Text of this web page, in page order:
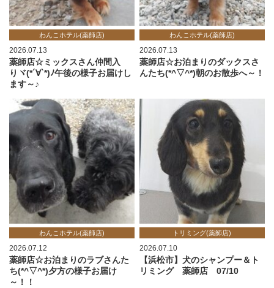
わんこホテル(薬師店)
2026.07.13
薬師店☆ミックスさん仲間入
りヾ(*´∀`*)ﾉ午後の様子お届けし
ます～♪
わんこホテル(薬師店)
2026.07.13
薬師店☆お泊まりのダックスさ
んたち(*^▽^*)朝のお散歩へ～！
わんこホテル(薬師店)
2026.07.12
薬師店☆お泊まりのラブさんた
ち(*^▽^*)夕方の様子お届け
～！！
トリミング(薬師店)
2026.07.10
【浜松市】犬のシャンプー＆ト
リミング 薬師店 07/10